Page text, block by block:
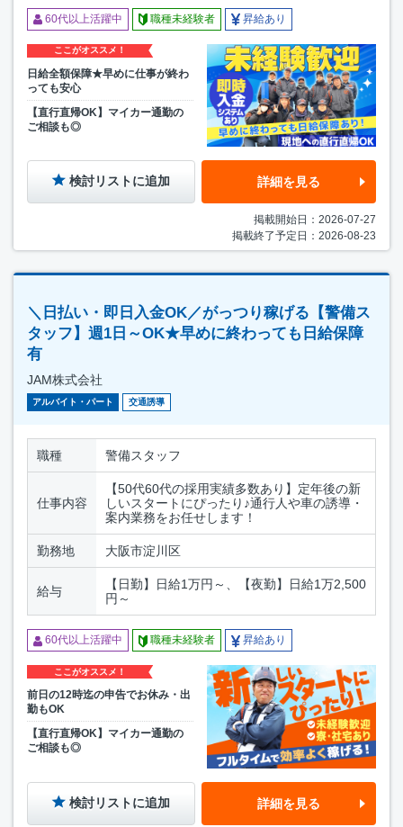
60代以上活躍中 職種未経験者 昇給あり
ここがオススメ！
日給全額保障★早めに仕事が終わ
っても安心
【直行直帰OK】マイカー通勤の
ご相談も◎
検討リストに追加 詳細を見る
掲載開始日：2026-07-27
掲載終了予定日：2026-08-23
＼日払い・即日入金OK／がっつり稼げる【警備ス
タッフ】週1日～OK★早めに終わっても日給保障
有
JAM株式会社
アルバイト・パート 交通誘導
職種 警備スタッフ
仕事内容
【50代60代の採用実績多数あり】定年後の新
しいスタートにぴったり♪通行人や車の誘導・
案内業務をお任せします！
勤務地 大阪市淀川区
給与
【日勤】日給1万円～、【夜勤】日給1万2,500
円～
60代以上活躍中 職種未経験者 昇給あり
ここがオススメ！
前日の12時迄の申告でお休み・出
勤もOK
【直行直帰OK】マイカー通勤の
ご相談も◎
検討リストに追加 詳細を見る